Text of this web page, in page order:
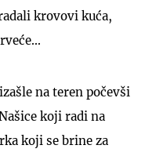
krovovi kuća,
na teren počevši
koji radi na
koji se brine za